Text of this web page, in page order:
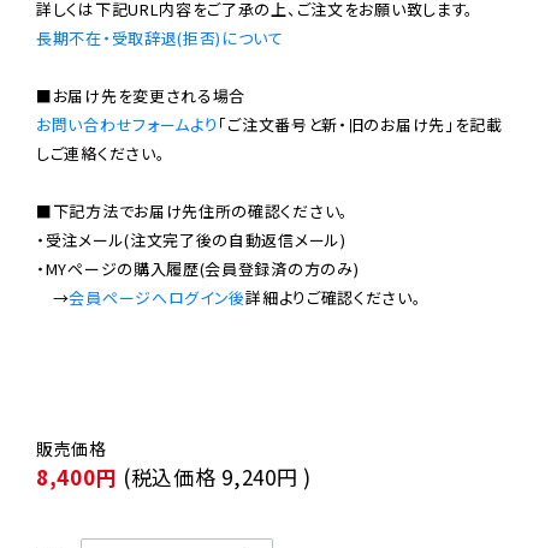
長期不在・受取辞退(拒否)について
お問い合わせフォームより 「ご注文番号と新・旧のお届け先」を記載
しご連絡ください。
■下記方法でお届け先住所の確認ください。
・受注メール(注文完了後の自動返信メール)
・MYページの購入履歴(会員登録済の方のみ)
→会員ページへログイン後
8,400円 (税込価格 9,240円 )